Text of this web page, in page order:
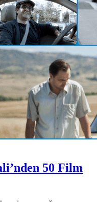
50 Film